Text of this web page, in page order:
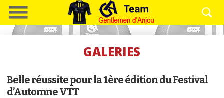
GALERIES
Belle réussite pour la 1ère édition du Festival
d’Automne VTT